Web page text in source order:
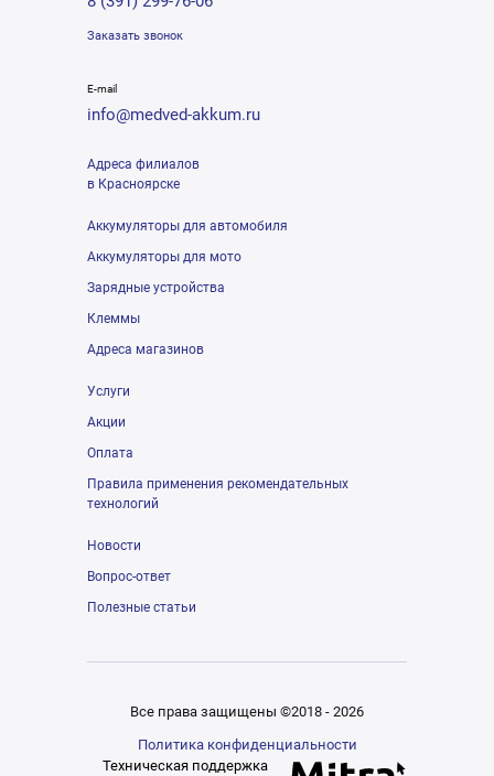
Заказать звонок
E-mail
info@medved-akkum.ru
Адреса филиалов
в Красноярске
Аккумуляторы для автомобиля
Аккумуляторы для мото
Зарядные устройства
Клеммы
Адреса магазинов
Услуги
Акции
Оплата
Правила применения рекомендательных
технологий
Новости
Вопрос-ответ
Полезные статьи
Все права защищены ©2018 - 2026
Политика конфиденциальности
Техническая поддержка